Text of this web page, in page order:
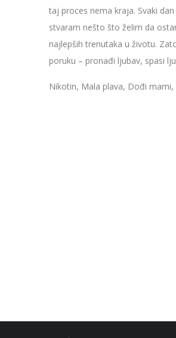
taj proces nema kraja. Svaki
stvaram nešto što želim da
najlepših trenutaka u životu.
poruku – pronađi ljubav, spasi
Nikotin, Mala plava, Dođi